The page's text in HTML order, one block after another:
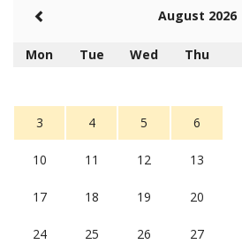
August 2026
Mon Tue Wed Thu
3 4 5 6
10 11 12 13
17 18 19 20
24 25 26 27